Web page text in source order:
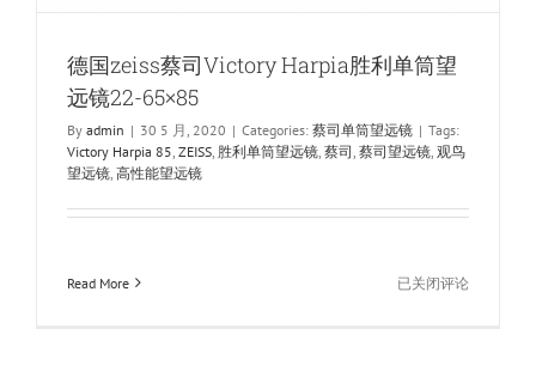
德国zeiss蔡司Victory Harpia胜利单筒望
远镜22-65×85
By admin | 30 5 月, 2020 | Categories: 蔡司单筒望远镜 | Tags:
Victory Harpia 85 ZEISS 胜利单筒望远镜 蔡司 蔡司望远镜 观鸟
望远镜 高性能望远镜
Read More
德
已关闭评论